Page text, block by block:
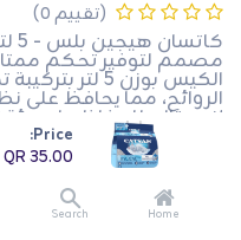
Price:
35.00
Home
Search
(تقييم 0)
مصمم لتوفير تحكم ممتاز
الكيس بوزن 5
الروائح، مما يحافظ
إنه مثالي للحفاظ على
المنتج مثالي لأصحاب
قطط فعالة وموثوقة.
35.00
QR